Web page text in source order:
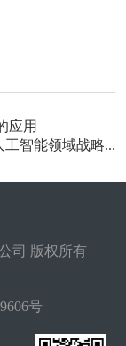
应用
智能领域战略...
司 版权所有
号